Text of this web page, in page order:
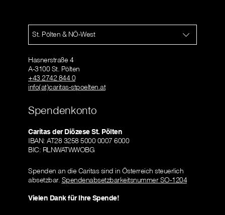
St. Pölten & NÖ-West
Hasnerstraße 4
A-3100 St. Pölten
+43 2742 844 0
info(at)caritas-stpoelten.at
Spendenkonto
Caritas der Diözese St. Pölten
IBAN: AT28 3258 5000 0007 6000
BIC: RLNWATWWOBG
Spenden an die Caritas sind in Österreich steuerlich
absetzbar. Spendenabsetzbarkeitsnummer SO-1204
Vielen Dank für Ihre Spende!